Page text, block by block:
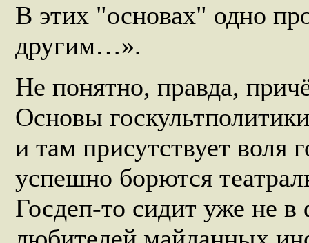
В этих "основах" одно
другим…».
Не понятно, правда,
Основы
и там присутствует воля
успешно борются
Госдеп-то сидит уже не в